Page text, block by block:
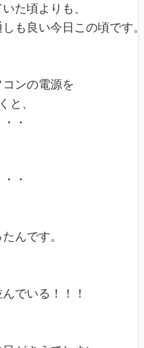
た頃よりも、
も良い今日この頃です
ンの電源を
と、
・
・
んです。
でいる！！！